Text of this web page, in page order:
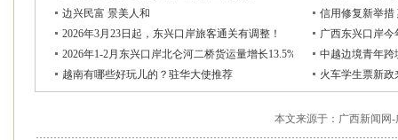
边兴民富 景美人和
信用修复新举措
2026年3月23日起，东兴口岸旅客通关有调整！
广西东兴口岸今
2026年1-2月东兴口岸北仑河二桥货运量增长13.5%
中越边境青年跨
越南有哪些好玩儿的？驻华大使推荐
火车学生票新
本文来源于：广西新闻网